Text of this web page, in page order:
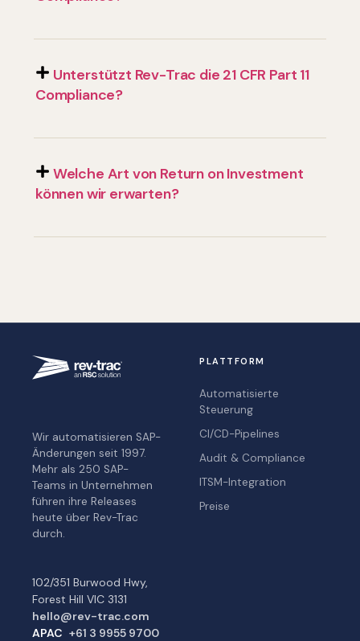
Unterstützt Rev-Trac die 21 CFR Part 11
Compliance?
Welche Art von Return on Investment
können wir erwarten?
Wir automatisieren SAP-
Änderungen seit 1997.
Mehr als 250 SAP-
Teams in Unternehmen
führen ihre Releases
heute über Rev-Trac
durch.
102/351 Burwood Hwy,
Forest Hill VIC 3131
hello@rev-trac.com
APAC +61 3 9955 9700
PLATTFORM
Automatisierte
Steuerung
CI/CD-Pipelines
Audit & Compliance
ITSM-Integration
Preise